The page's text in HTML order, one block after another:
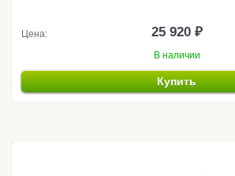
Цена: 25 920 ₽
В наличии
Купить